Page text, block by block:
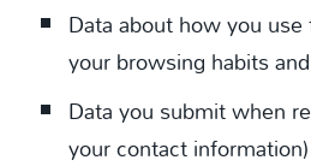
Data about how you
your browsing habits
Data you submit when
your contact information)